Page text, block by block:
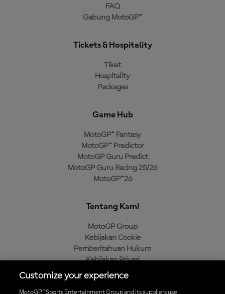
FAQ
Gabung MotoGP™
Tickets & Hospitality
Tiket
Hospitality
Packages
Game Hub
MotoGP™ Fantasy
MotoGP™ Predictor
MotoGP Guru Predict
MotoGP Guru Racing 25/26
MotoGP™26
Tentang Kami
MotoGP Group
Kebijakan Cookie
Pemberitahuan Hukum
Kebijakan Privasi
Kebijakan Pembelian
Customize your experience
MotoGP™ Sports Entertainment Group and its suppliers use